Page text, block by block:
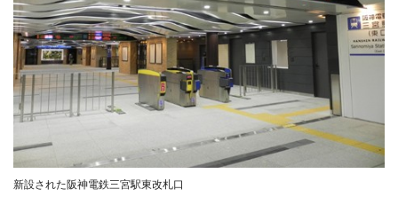
新設された阪神電鉄三宮駅東改札口